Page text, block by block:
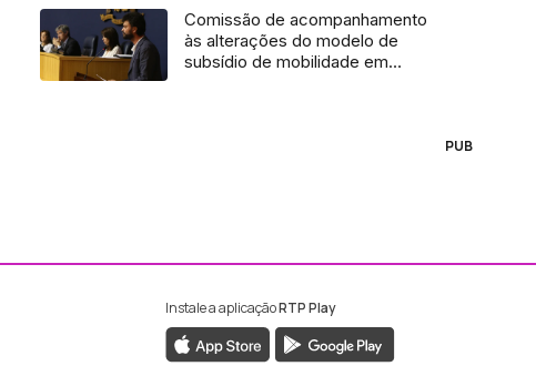
Comissão de acompanhamento
às alterações do modelo de
subsídio de mobilidade em
PUB
da RTP Madeira
Instagram da RTP Madeira
Instale a aplicaçãoRTP Play